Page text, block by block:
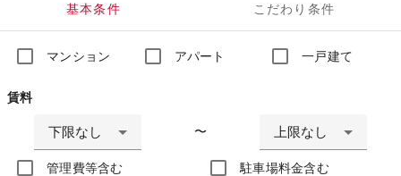
基本条件 こだわり条件
マンション アパート 一戸建て
賃料
下限なし 〜 上限なし
管理費等含む 駐車場料金含む